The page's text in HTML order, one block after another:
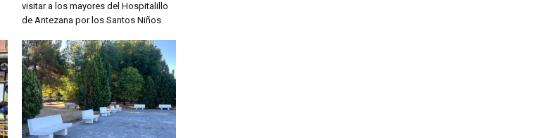
visitar a los mayores del Hospitalillo
de Antezana por los Santos Niños